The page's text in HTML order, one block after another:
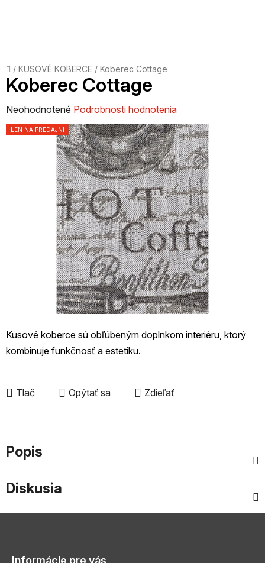
Domov
/ KUSOVÉ KOBERCE / Koberec Cottage
Kusové koberce sú obľúbeným doplnkom interiéru, ktorý
kombinuje funkčnosť a estetiku.
Tlač Opýtať sa Zdieľať
Koberec Cottage
Priemerné
hodnotenie
Neohodnotené Podrobnosti hodnotenia
LEN NA PREDAJNI
Popis
Diskusia
Informácie pre vás